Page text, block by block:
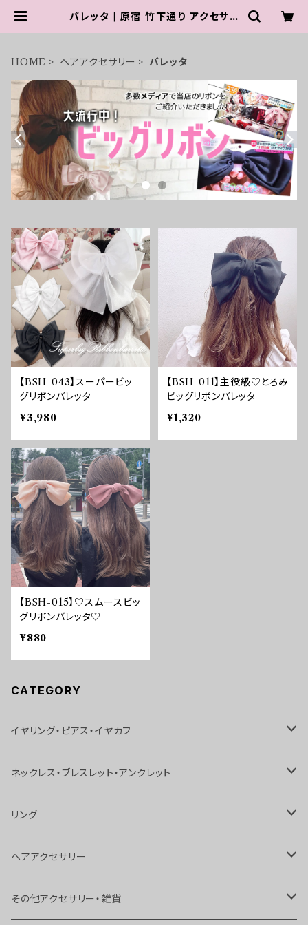
バレッタ | 原宿 竹下通り アクセサリ
HOME
ヘアアクセサリー バレッタ
【BSH-043】スーパービッ
グリボンバレッタ
¥3,980
【BSH-011】主役級♡とろみ
ビッグリボンバレッタ
¥1,320
【BSH-015】♡スムースビッ
グリボンバレッタ♡
¥880
CATEGORY
イヤリング・ピアス・イヤカフ
イヤリング
ピアス
イヤカフス
ボディピアス
ネックレス・ブレスレット・アンクレット
ネックレス
ブレスレット
アンクレット
リング
リング
トゥリング
ヘアアクセサリー
ヘアピン
その他アクセサリー・雑貨